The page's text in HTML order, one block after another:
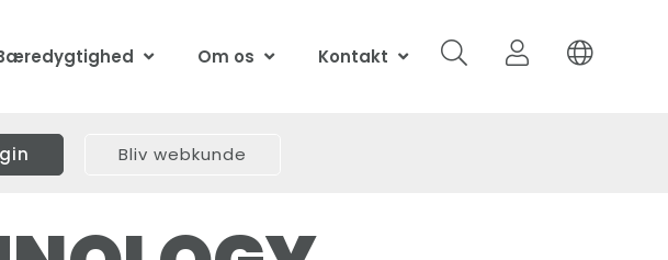
Om os Kontakt
Bliv webkunde